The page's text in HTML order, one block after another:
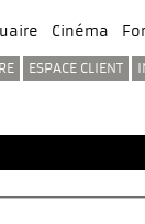
Cinéma
ESPACE CLIENT